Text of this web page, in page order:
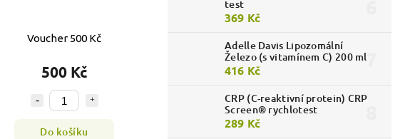
test
369 Kč
Adelle Davis Lipozomální
Železo (s vitamínem C) 200 ml
416 Kč
CRP (C-reaktivní protein) CRP
Screen® rychlotest
289 Kč
Voucher 500 Kč
500 Kč
Do košíku